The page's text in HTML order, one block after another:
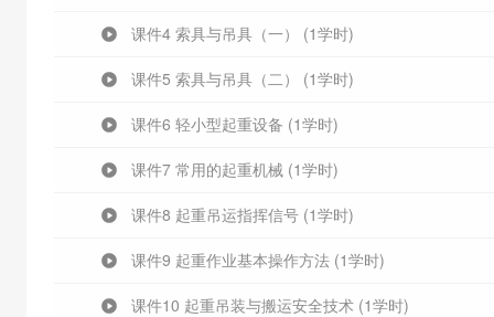
课件4 索具与吊具（一） (1学时)
课件5 索具与吊具（二） (1学时)
课件6 轻小型起重设备 (1学时)
课件7 常用的起重机械 (1学时)
课件8 起重吊运指挥信号 (1学时)
课件9 起重作业基本操作方法 (1学时)
课件10 起重吊装与搬运安全技术 (1学时)